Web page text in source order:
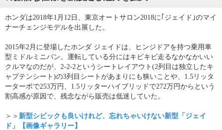
ホンダは2018年1月12日、東京オートサロン2018に｢ジェイド｣のマイ
ナーチェンジモデルを出展した。
2015年2月に登場したホンダ ジェイドは、ヒンジドアを持つ乗用車
型ミドルミニバン。運転している分にはキビキビ走るなかなかいい
クルマなのだが、2-2-2というシートレイアウト(2列目は独立したキ
ャプテンシート)の3列目シートがあまりにも狭いことや、1.5リッタ
ーターボで253万円、1.5リッターハイブリッドで272万円からという
割高感が原因で、残念ながら販売は低迷していた。
＞＞ 新型シビックも良いけれど、忘れちゃいけない新型「ジェイ
ド」【画像ギャラリー】